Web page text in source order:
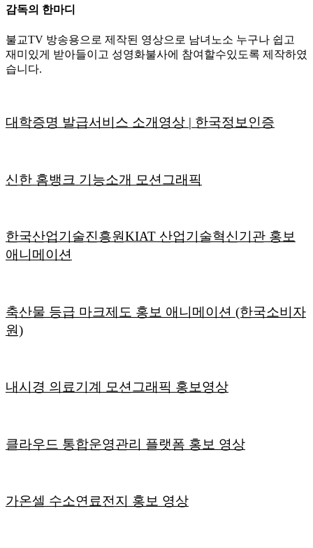
감독의 한마디
불교TV 방송용으로 제작된 영상으로 남녀노소 누구나 쉽고
재미있게 받아들이고 성영화불사에 참여할수있도록 제작하였
습니다.
대학증명 발급서비스 소개영상 | 한국정보인증
신한 홈뱅크 기능소개 모션그래픽
한국산업기술진흥원KIAT 산업기술혁신기관 홍보
애니메이션
축산물 등급 마크제도 홍보 애니메이션 (한국소비자
원)
내시경 의료기계 모션그래픽 홍보영상
클라우드 통합운영관리 플랫폼 홍보 영상
가온셀 수소연료전지 홍보 영상